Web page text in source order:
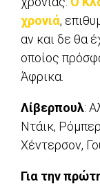
χρονιά,
αν και δε θα
οποίος
Άφρικα.
Λίβερπουλ:
Ντάικ,
Χέντερσον,
Για την